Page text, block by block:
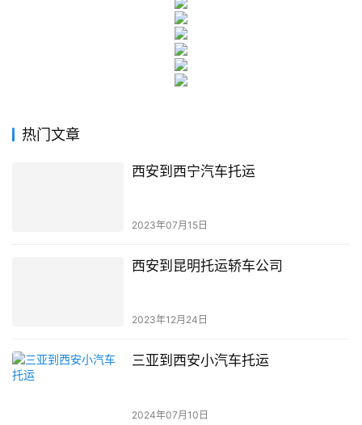
热门文章
西安到西宁汽车托运
2023年07月15日
西安到昆明托运轿车公司
2023年12月24日
三亚到西安小汽车托运
2024年07月10日